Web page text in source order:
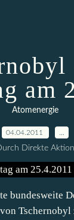
am
Atomenergie
04.04.2011
Direkte Aktion
bundesweite